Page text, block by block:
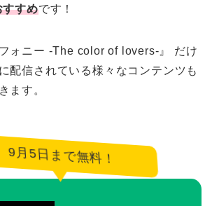
すすめです！
フォニー -The color of lovers-』 だけ
配信されている様々なコンテンツも
ます。
9月5日まで無料！